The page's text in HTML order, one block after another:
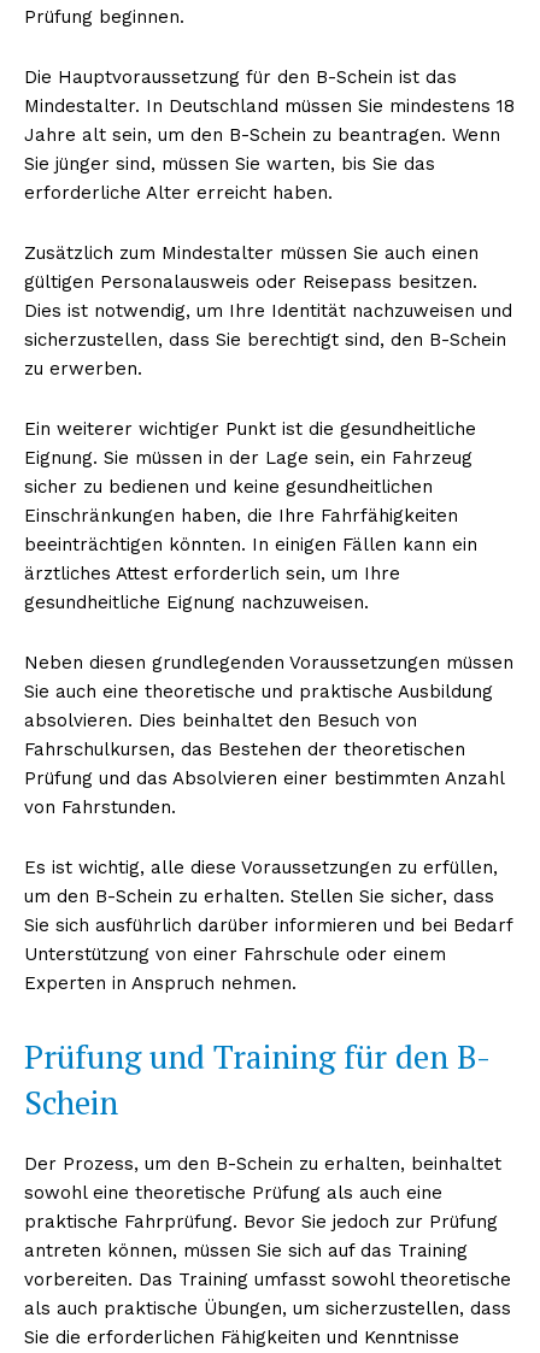
Prüfung beginnen.
Die Hauptvoraussetzung für den B-Schein ist das
Mindestalter. In Deutschland müssen Sie mindestens 18
Jahre alt sein, um den B-Schein zu beantragen. Wenn
Sie jünger sind, müssen Sie warten, bis Sie das
erforderliche Alter erreicht haben.
Zusätzlich zum Mindestalter müssen Sie auch einen
gültigen Personalausweis oder Reisepass besitzen.
Dies ist notwendig, um Ihre Identität nachzuweisen und
sicherzustellen, dass Sie berechtigt sind, den B-Schein
zu erwerben.
Ein weiterer wichtiger Punkt ist die gesundheitliche
Eignung. Sie müssen in der Lage sein, ein Fahrzeug
sicher zu bedienen und keine gesundheitlichen
Einschränkungen haben, die Ihre Fahrfähigkeiten
beeinträchtigen könnten. In einigen Fällen kann ein
ärztliches Attest erforderlich sein, um Ihre
gesundheitliche Eignung nachzuweisen.
Neben diesen grundlegenden Voraussetzungen müssen
Sie auch eine theoretische und praktische Ausbildung
absolvieren. Dies beinhaltet den Besuch von
Fahrschulkursen, das Bestehen der theoretischen
Prüfung und das Absolvieren einer bestimmten Anzahl
von Fahrstunden.
Es ist wichtig, alle diese Voraussetzungen zu erfüllen,
um den B-Schein zu erhalten. Stellen Sie sicher, dass
Sie sich ausführlich darüber informieren und bei Bedarf
Unterstützung von einer Fahrschule oder einem
Experten in Anspruch nehmen.
Prüfung und Training für den B-
Schein
Der Prozess, um den B-Schein zu erhalten, beinhaltet
sowohl eine theoretische Prüfung als auch eine
praktische Fahrprüfung. Bevor Sie jedoch zur Prüfung
antreten können, müssen Sie sich auf das Training
vorbereiten. Das Training umfasst sowohl theoretische
als auch praktische Übungen, um sicherzustellen, dass
Sie die erforderlichen Fähigkeiten und Kenntnisse